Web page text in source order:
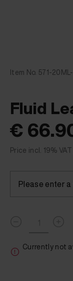
Item No. 571-
Fluid
€
Price incl. 19% VAT
Currently not